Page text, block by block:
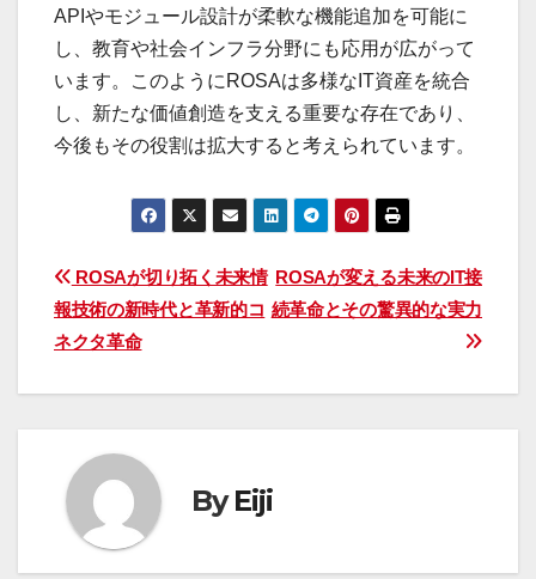
APIやモジュール設計が柔軟な機能追加を可能に
し、教育や社会インフラ分野にも応用が広がって
います。このようにROSAは多様なIT資産を統合
し、新たな価値創造を支える重要な存在であり、
今後もその役割は拡大すると考えられています。
投
稿
ナ
ゲ
ー
ROSAが変える未来のIT接
続革命とその驚異的な実力
ROSAが切り拓く未来情
報技術の新時代と革新的コ
ネクタ革命
ByEiji